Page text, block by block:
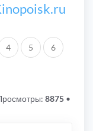
4 5
6
8875 •